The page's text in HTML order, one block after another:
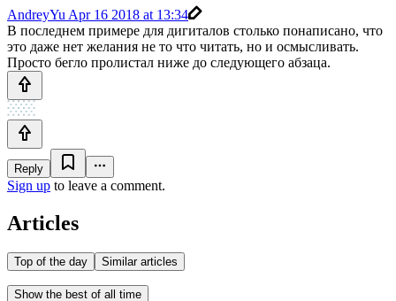
AndreyYu Apr 16 2018 at 13:34
В последнем примере для дигиталов столько понаписано, что
это даже нет желания не то что читать, но и осмысливать.
Просто бегло пролистал ниже до следующего абзаца.
Reply
Sign up to leave a comment.
Articles
Top of the day Similar articles
Show the best of all time